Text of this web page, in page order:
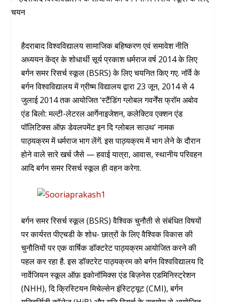
हैदराबाद विश्वविद्यालय सामाजिक बहिष्करण एवं समावेश नीति
अध्ययन केंद्र के शोधार्थी सूर्य प्रकाश धर्मराज वर्ष 2014 के लिए
बर्गन समर रिसर्च स्कूल (BSRS) के लिए चयनित किए गए. नॉर्वे के
बर्गन विश्वविद्यालय में ग्रीष्म विद्यालय द्वारा 23 जून, 2014 से 4
जुलाई 2014 तक आयोजित ‘स्टैंडिंग ग्लोबल गवर्नेंस फ्रॉम अबोव
एंड बिलो: मल्टी-लेटरल आर्गेनाइजेशन, कलेक्टिव एक्शन एंड
पॉलिटिक्स ऑफ़ डेवलपमेंट इन दि ग्लोबल साउथ’ नामक
पाठ्यक्रम में धर्मराज भाग लेंगें. इस पाठ्यक्रम में भाग लेने के दौरान
होने वाले सारे खर्च जैसे — हवाई यात्रा, आवास, स्थानीय परिवहन
आदि बर्गन समर रिसर्च स्कूल ही वहन करेगा.
बर्गन समर रिसर्च स्कूल (BSRS) वैश्विक चुनौती से संबंधित विषयों
पर कार्यरत पीएचडी के शोध- छात्रों के लिए वैश्विक विकास की
चुनौतियों पर एक वार्षिक डॉक्टरेट पाठ्यक्रम आयोजित करने की
पहल कर रहा है. इस डॉक्टरेट पाठ्यक्रम को बर्गन विश्वविद्यालय दि
नार्वेजियन स्कूल ऑफ़ इकोनॉमिक्स एंड बिज़नेस एडमिनिस्ट्रेशन
(NHH), दि क्रिस्टियन मिचेल्सेन इंस्टिट्यूट (CMI), बर्गन